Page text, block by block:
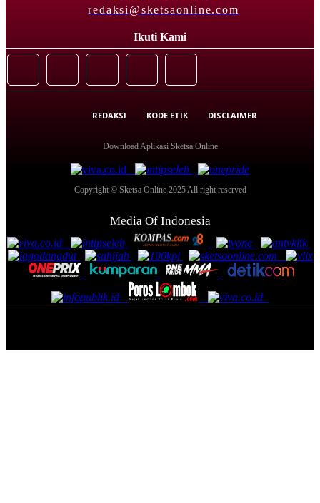
redaksi@sketsaonline.com
Ikuti Kami
REDAKSI KODE ETIK DISCLAIMER
Download Aplikasi Sketsa Online
Copyright © Sketsa Online 2025 All right reserved
Media Of Indonesia